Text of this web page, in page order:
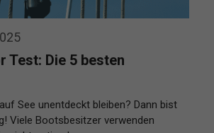
Test: Die 5 besten
See unentdeckt bleiben? Dann bist
Viele Bootsbesitzer verwenden